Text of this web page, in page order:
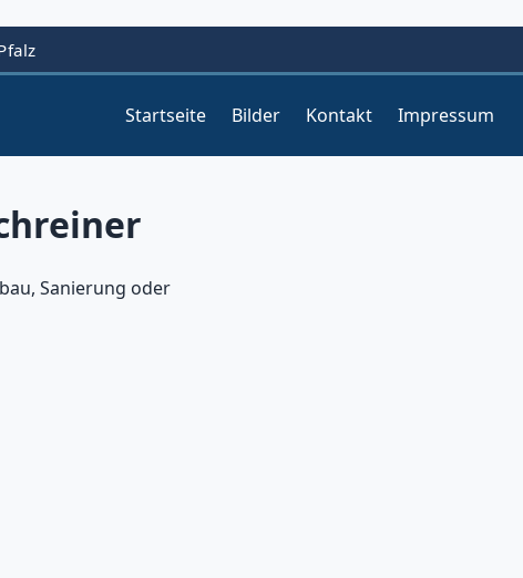
Startseite Bilder Kontakt Impressum
Sanierung oder